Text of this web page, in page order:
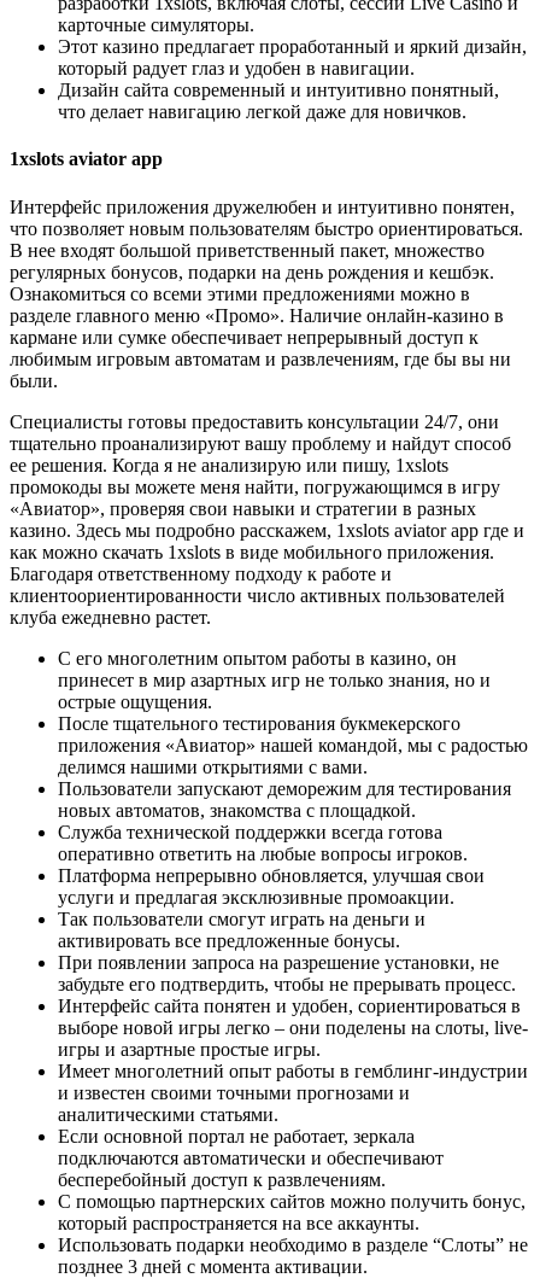
карточные симуляторы.
Этот казино предлагает проработанный и яркий дизайн,
который радует глаз и удобен в навигации.
Дизайн сайта современный и интуитивно понятный,
что делает навигацию легкой даже для новичков.
1xslots aviator app
Интерфейс приложения дружелюбен и интуитивно понятен,
что позволяет новым пользователям быстро ориентироваться.
В нее входят большой приветственный пакет, множество
регулярных бонусов, подарки на день рождения и кешбэк.
Ознакомиться со всеми этими предложениями можно в
разделе главного меню «Промо». Наличие онлайн-казино в
кармане или сумке обеспечивает непрерывный доступ к
любимым игровым автоматам и развлечениям, где бы вы ни
были.
Специалисты готовы предоставить консультации 24/7, они
тщательно проанализируют вашу проблему и найдут способ
ее решения. Когда я не анализирую или пишу, 1xslots
промокоды вы можете меня найти, погружающимся в игру
«Авиатор», проверяя свои навыки и стратегии в разных
казино. Здесь мы подробно расскажем, 1xslots aviator app где и
как можно скачать 1xslots в виде мобильного приложения.
Благодаря ответственному подходу к работе и
клиентоориентированности число активных пользователей
клуба ежедневно растет.
С его многолетним опытом работы в казино, он
принесет в мир азартных игр не только знания, но и
острые ощущения.
После тщательного тестирования букмекерского
приложения «Авиатор» нашей командой, мы с радостью
делимся нашими открытиями с вами.
Пользователи запускают деморежим для тестирования
новых автоматов, знакомства с площадкой.
Служба технической поддержки всегда готова
оперативно ответить на любые вопросы игроков.
Платформа непрерывно обновляется, улучшая свои
услуги и предлагая эксклюзивные промоакции.
Так пользователи смогут играть на деньги и
активировать все предложенные бонусы.
При появлении запроса на разрешение установки, не
забудьте его подтвердить, чтобы не прерывать процесс.
Интерфейс сайта понятен и удобен, сориентироваться в
выборе новой игры легко – они поделены на слоты, live-
игры и азартные простые игры.
Имеет многолетний опыт работы в гемблинг-индустрии
и известен своими точными прогнозами и
аналитическими статьями.
Если основной портал не работает, зеркала
подключаются автоматически и обеспечивают
бесперебойный доступ к развлечениям.
С помощью партнерских сайтов можно получить бонус,
который распространяется на все аккаунты.
Использовать подарки необходимо в разделе “Слоты” не
позднее 3 дней с момента активации.